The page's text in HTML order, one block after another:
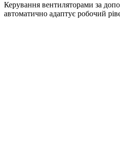
Керування вентиляторами за
автоматично адаптує робочий